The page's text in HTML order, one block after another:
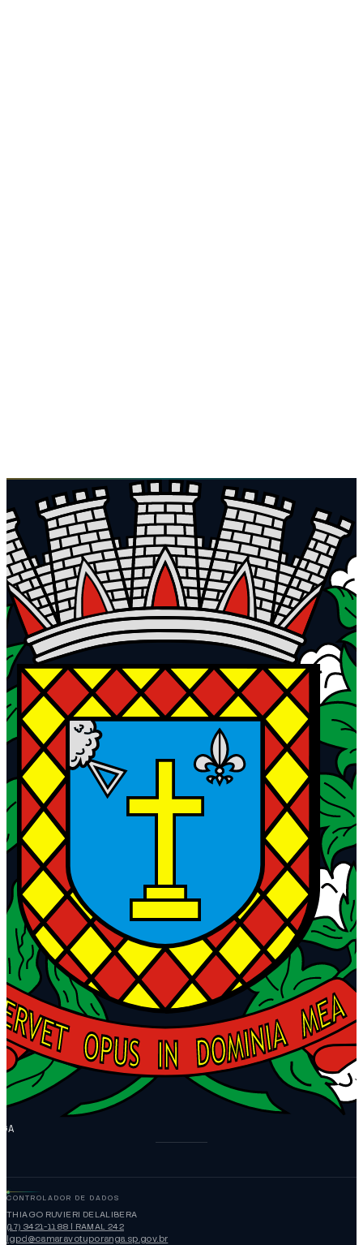
CONTROLADOR DE DADOS
THIAGO RUVIERI DELALIBERA
(17) 3421-1188 | RAMAL 242
lgpd@camaravotuporanga.sp.gov.br